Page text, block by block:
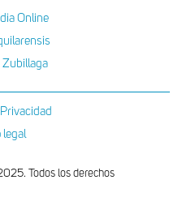
Online
Zubillaga
legal
Todos los derechos